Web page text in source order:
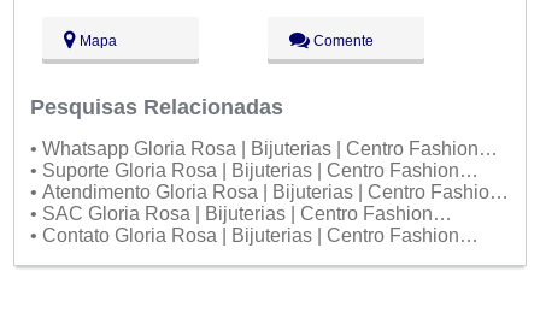
Mapa Comente
Pesquisas Relacionadas
• Whatsapp Gloria Rosa | Bijuterias | Centro Fashion
Fortaleza
• Suporte Gloria Rosa | Bijuterias | Centro Fashion
Fortaleza
• Atendimento Gloria Rosa | Bijuterias | Centro Fashion
Fortaleza
• SAC Gloria Rosa | Bijuterias | Centro Fashion
Fortaleza
• Contato Gloria Rosa | Bijuterias | Centro Fashion